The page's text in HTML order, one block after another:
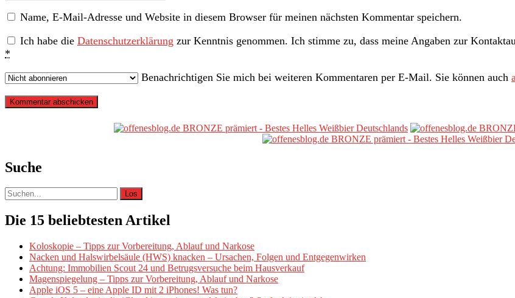
(nichtName, E-Mail-Adresse und Website in diesem Browser für meinen nächsten Kommentar speichern.
Ich habe die Datenschutzerklärung zur Kenntnis genommen. Ich stimme zu, dass meine Angaben zur
*
Benachrichtigen Sie mich bei weiteren Kommentaren per E-Mail. Sie können auch
Suche
Suche
nach:
Die 15 beliebtesten Artikel
Koloskopie – Tipps zur Vorbereitung, Ablauf und Narkose
Nacken und Halswirbelsäule (HWS) knacken – Ursachen, Folgen und Entgegenwirken
Achtung: Immobilien Scout 24 und Betrugsversuche beim Hausverkauf
Magenspiegelung – Tipps zur Vorbereitung, Ablauf und Narkose
Apple iOS 5 – eine Apple ID mit 2 iPhones! Was tun?